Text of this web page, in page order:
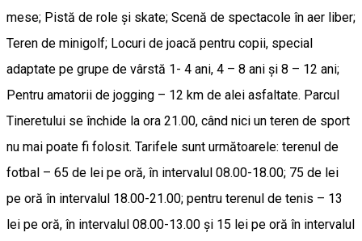
mese; Pistă de role și skate; Scenă de spectacole în aer liber;
Teren de minigolf; Locuri de joacă pentru copii, special
adaptate pe grupe de vârstă 1- 4 ani, 4 – 8 ani și 8 – 12 ani;
Pentru amatorii de jogging – 12 km de alei asfaltate. Parcul
Tineretului se închide la ora 21.00, când nici un teren de sport
nu mai poate fi folosit. Tarifele sunt următoarele: terenul de
fotbal – 65 de lei pe oră, în intervalul 08.00-18.00; 75 de lei
pe oră în intervalul 18.00-21.00; pentru terenul de tenis – 13
lei pe oră, în intervalul 08.00-13.00 și 15 lei pe oră în intervalul